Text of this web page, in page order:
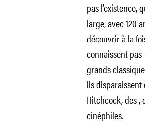
pas
large, avec 120
découvrir à la
connaissent
grands
ils
Hitchcock, des ,
cinéphiles.